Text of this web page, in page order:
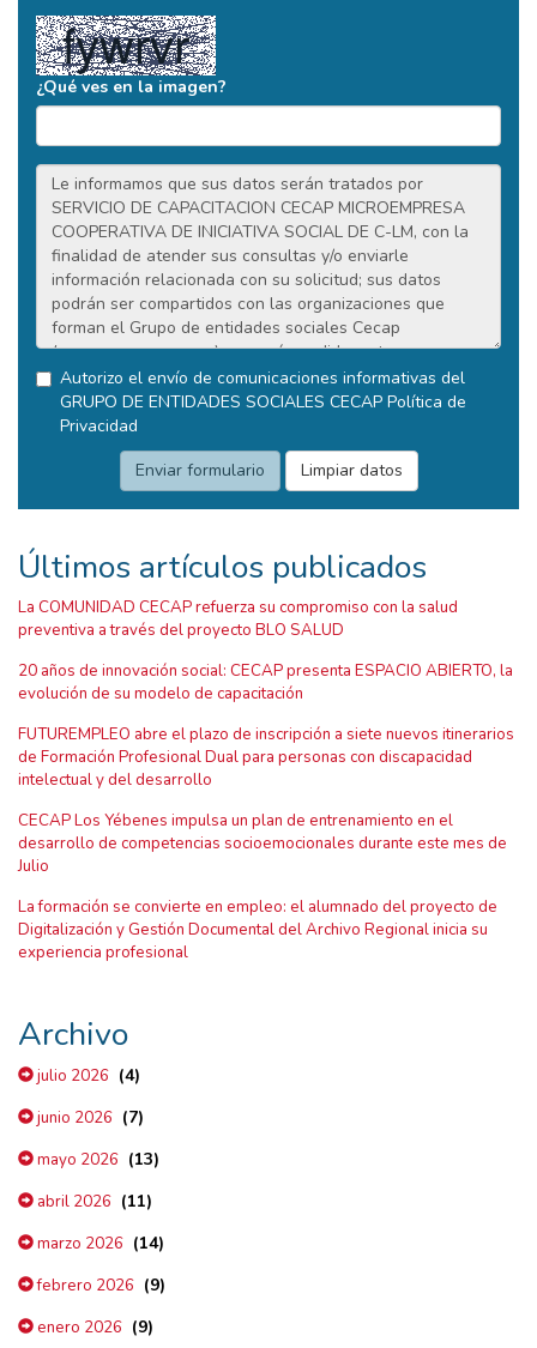
¿Qué ves en la imagen?
Autorizo el envío de comunicaciones informativas del
GRUPO DE ENTIDADES SOCIALES CECAP Política de
Privacidad
Últimos artículos publicados
La COMUNIDAD CECAP refuerza su compromiso con la salud
preventiva a través del proyecto BLO SALUD
20 años de innovación social: CECAP presenta ESPACIO ABIERTO, la
evolución de su modelo de capacitación
FUTUREMPLEO abre el plazo de inscripción a siete nuevos itinerarios
de Formación Profesional Dual para personas con discapacidad
intelectual y del desarrollo
CECAP Los Yébenes impulsa un plan de entrenamiento en el
desarrollo de competencias socioemocionales durante este mes de
Julio
La formación se convierte en empleo: el alumnado del proyecto de
Digitalización y Gestión Documental del Archivo Regional inicia su
experiencia profesional
Archivo
julio 2026 (4)
junio 2026 (7)
mayo 2026 (13)
abril 2026 (11)
marzo 2026 (14)
febrero 2026 (9)
enero 2026 (9)